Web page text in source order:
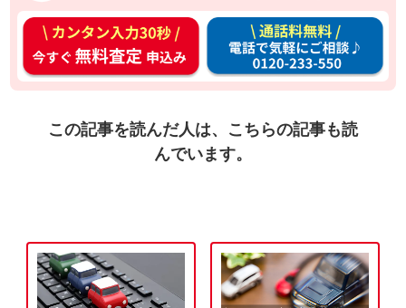
カ
ン
タ
今
通
料
料
お
気
この記事を読んだ人は、こちらの記事も読
んでいます。